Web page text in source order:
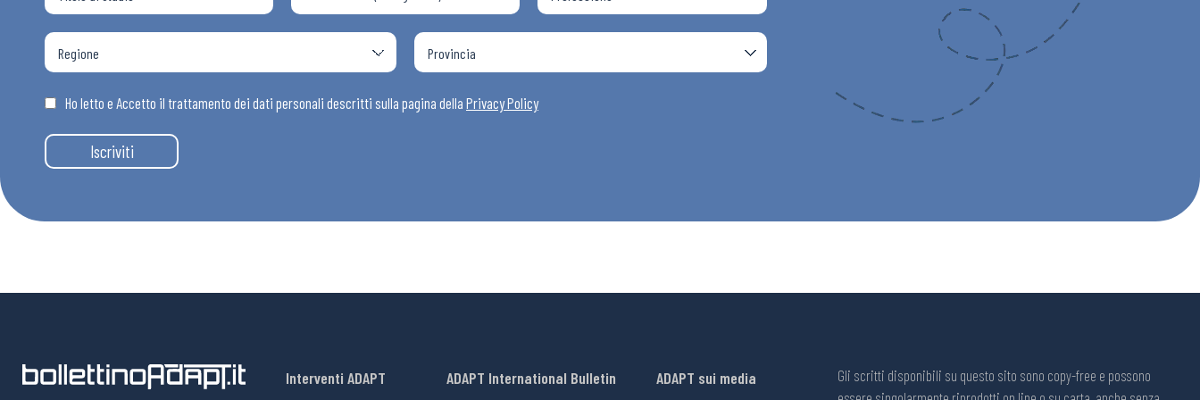
Ho letto e Accetto il trattamento dei dati personali descritti sulla pagina della Privacy Policy
Iscriviti
Interventi ADAPT ADAPT International Bulletin ADAPT sui media
Gli scritti disponibili su questo sito sono copy-free e possono